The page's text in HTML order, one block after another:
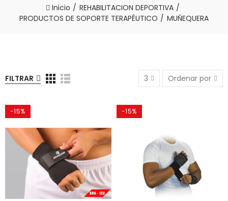
Inicio
REHABILITACION DEPORTIVA
PRODUCTOS DE SOPORTE TERAPÉUTICO
MUÑEQUERA
FILTRAR 3 Ordenar por
-15% -15%